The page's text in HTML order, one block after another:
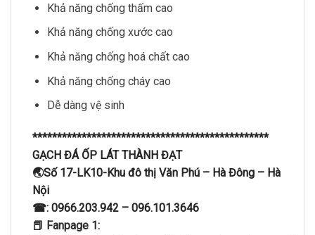
Khả năng chống thấm cao
Khả năng chống xước cao
Khả năng chống hoá chất cao
Khả năng chống cháy cao
Dễ dàng vệ sinh
************************************************
GẠCH ĐÁ ỐP LÁT THÀNH ĐẠT
🌏Số 17-LK10-Khu đô thị Văn Phú – Hà Đông – Hà
Nội
☎: 0966.203.942 – 096.101.3646
📕 Fanpage 1: